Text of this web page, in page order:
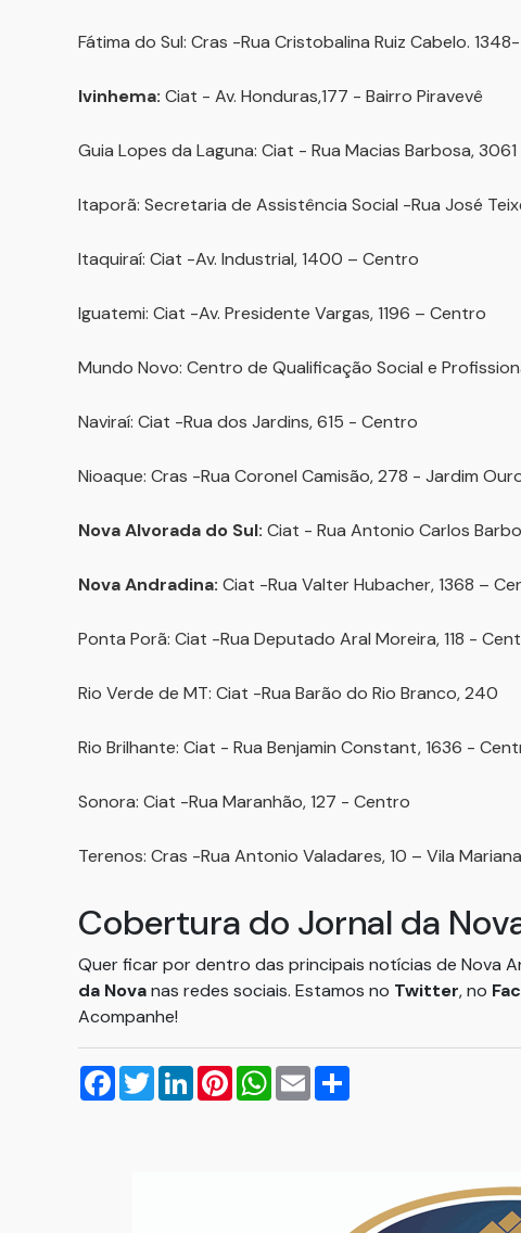
Fátima do Sul: Cras -Rua Cristobalina Ruiz Cabelo.
Ivinhema: Ciat - Av. Honduras,177 - Bairro Piravevê
Guia Lopes da Laguna: Ciat - Rua Macias Barbosa,
Itaporã: Secretaria de Assistência Social -Rua José
Itaquiraí: Ciat -Av. Industrial, 1400 – Centro
Iguatemi: Ciat -Av. Presidente Vargas, 1196 – Centro
Mundo Novo: Centro de Qualificação Social e
Naviraí: Ciat -Rua dos Jardins, 615 - Centro
Nioaque: Cras -Rua Coronel Camisão, 278 - Jardim
Nova Alvorada do Sul: Ciat - Rua Antonio Carlos
Nova Andradina: Ciat -Rua Valter Hubacher, 1368 –
Ponta Porã: Ciat -Rua Deputado Aral Moreira, 118 -
Rio Verde de MT: Ciat -Rua Barão do Rio Branco, 240
Rio Brilhante: Ciat - Rua Benjamin Constant, 1636 -
Sonora: Ciat -Rua Maranhão, 127 - Centro
Terenos: Cras -Rua Antonio Valadares, 10 – Vila Mariana
Cobertura do Jornal da
Quer ficar por dentro das principais notícias de Nova
da Novanas redes sociais. Estamos no Twitter, no
Acompanhe!
Facebook
TwitterLinkedInPinterestWhatsApp
Email